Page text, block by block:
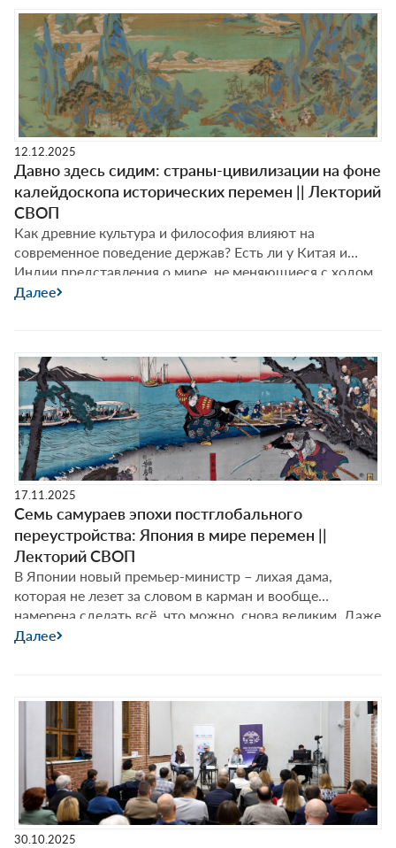
Фёдор Лукьянов поговорил с Сергеем Агафоновым и
Сергеем Чугровым.
12.12.2025
Давно здесь сидим: страны-цивилизации на фоне
калейдоскопа исторических перемен || Лекторий
СВОП
Как древние культура и философия влияют на
современное поведение держав? Есть ли у Китая и
Индии представления о мире, не меняющиеся с ходом
времени? И как их понимание порядка и
гости Лектория Совета по внешней
Давно
здесь
сидим:
страны-
цивилизации
фоне
исторических
перемен
Лекторий
СВОП
Далее
17.11.2025
Семь самураев эпохи постглобального
переустройства: Япония в мире перемен ||
Лекторий СВОП
В Японии новый премьер-министр – лихая дама,
которая не лезет за словом в карман и вообще
намерена сделать всё, что можно, снова великим. Даже
Дональда Трампа она сумела очаровать. Что получится
самураев
эпохи
Япония
в
мире
Далее
30.10.2025